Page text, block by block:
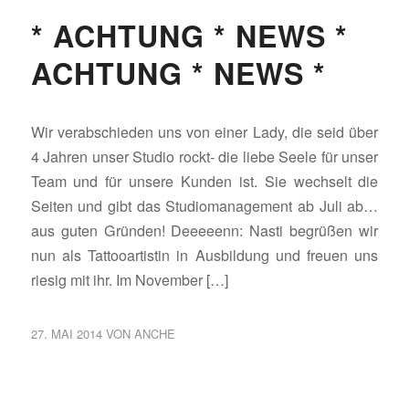
* ACHTUNG * NEWS *
ACHTUNG * NEWS *
Wir verabschieden uns von einer Lady, die seid über
4 Jahren unser Studio rockt- die liebe Seele für unser
Team und für unsere Kunden ist. Sie wechselt die
Seiten und gibt das Studiomanagement ab Juli ab…
aus guten Gründen! Deeeeenn: Nasti begrüßen wir
nun als Tattooartistin in Ausbildung und freuen uns
riesig mit ihr. Im November […]
27. MAI 2014 VON ANCHE